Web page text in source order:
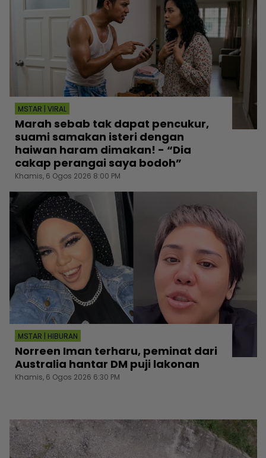
MSTAR | VIRAL
Marah sebab tak dapat pencukur,
suami samakan isteri dengan
haiwan haram dimakan! - “Dia
cakap perangai saya bodoh”
Khamis, 6 Ogos 2026 8:00 PM
MSTAR | HIBURAN
Norreen Iman terharu, peminat dari
Australia hantar DM puji lakonan
Khamis, 6 Ogos 2026 6:30 PM